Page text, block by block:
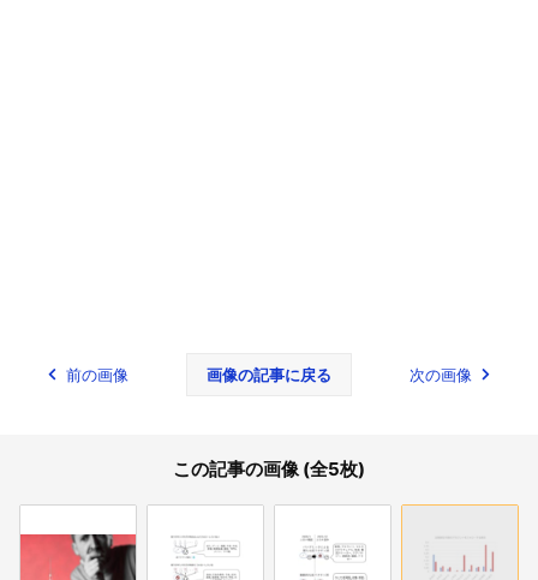
前の画像 画像の記事に戻る 次の画像
この記事の画像 (全5枚)